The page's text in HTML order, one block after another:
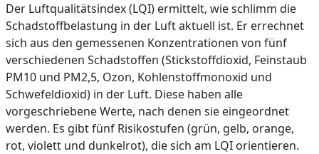
Der Luftqualitätsindex (LQI) ermittelt, wie schlimm die
Schadstoffbelastung in der Luft aktuell ist. Er errechnet
sich aus den gemessenen Konzentrationen von fünf
verschiedenen Schadstoffen (Stickstoffdioxid, Feinstaub
PM10 und PM2,5, Ozon, Kohlenstoffmonoxid und
Schwefeldioxid) in der Luft. Diese haben alle
vorgeschriebene Werte, nach denen sie eingeordnet
werden. Es gibt fünf Risikostufen (grün, gelb, orange,
rot, violett und dunkelrot), die sich am LQI orientieren.